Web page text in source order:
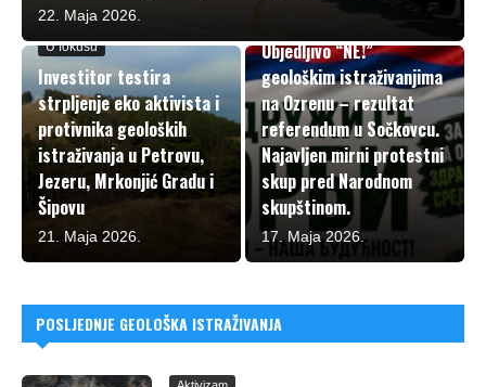
22. Maja 2026.
U fokusu
Investitor testira
strpljenje eko aktivista i
protivnika geoloških
istraživanja u Petrovu,
Jezeru, Mrkonjić Gradu i
Šipovu
21. Maja 2026.
Ubjedljivo “NE!”
geološkim istraživanjima
na Ozrenu – rezultat
referendum u Sočkovcu.
Najavljen mirni protestni
skup pred Narodnom
skupštinom.
17. Maja 2026.
POSLJEDNJE GEOLOŠKA ISTRAŽIVANJA